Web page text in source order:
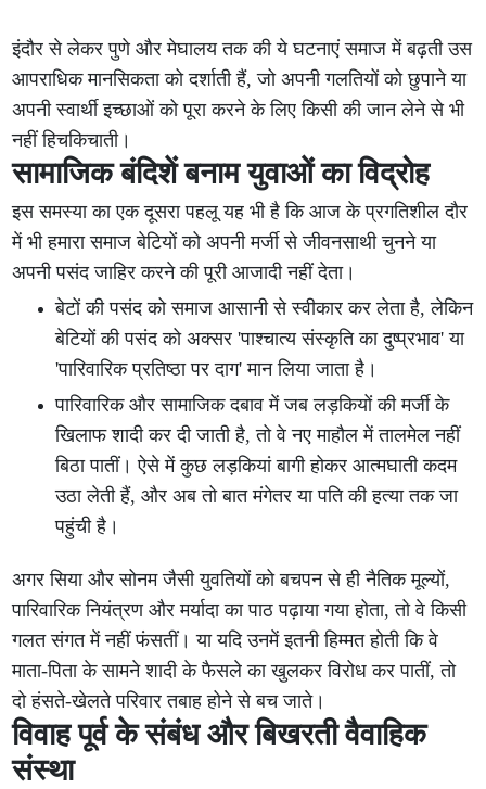
इंदौर से लेकर पुणे और मेघालय तक की ये घटनाएं समाज में बढ़ती उस
आपराधिक मानसिकता को दर्शाती हैं, जो अपनी गलतियों को छुपाने या
अपनी स्वार्थी इच्छाओं को पूरा करने के लिए किसी की जान लेने से भी
नहीं हिचकिचाती।
सामाजिक बंदिशें बनाम युवाओं का विद्रोह
इस समस्या का एक दूसरा पहलू यह भी है कि आज के प्रगतिशील दौर
में भी हमारा समाज बेटियों को अपनी मर्जी से जीवनसाथी चुनने या
अपनी पसंद जाहिर करने की पूरी आजादी नहीं देता।
बेटों की पसंद को समाज आसानी से स्वीकार कर लेता है, लेकिन
बेटियों की पसंद को अक्सर 'पाश्चात्य संस्कृति का दुष्प्रभाव' या
'पारिवारिक प्रतिष्ठा पर दाग' मान लिया जाता है।
पारिवारिक और सामाजिक दबाव में जब लड़कियों की मर्जी के
खिलाफ शादी कर दी जाती है, तो वे नए माहौल में तालमेल नहीं
बिठा पातीं। ऐसे में कुछ लड़कियां बागी होकर आत्मघाती कदम
उठा लेती हैं, और अब तो बात मंगेतर या पति की हत्या तक जा
पहुंची है।
अगर सिया और सोनम जैसी युवतियों को बचपन से ही नैतिक मूल्यों,
पारिवारिक नियंत्रण और मर्यादा का पाठ पढ़ाया गया होता, तो वे किसी
गलत संगत में नहीं फंसतीं। या यदि उनमें इतनी हिम्मत होती कि वे
माता-पिता के सामने शादी के फैसले का खुलकर विरोध कर पातीं, तो
दो हंसते-खेलते परिवार तबाह होने से बच जाते।
विवाह पूर्व के संबंध और बिखरती वैवाहिक
संस्था